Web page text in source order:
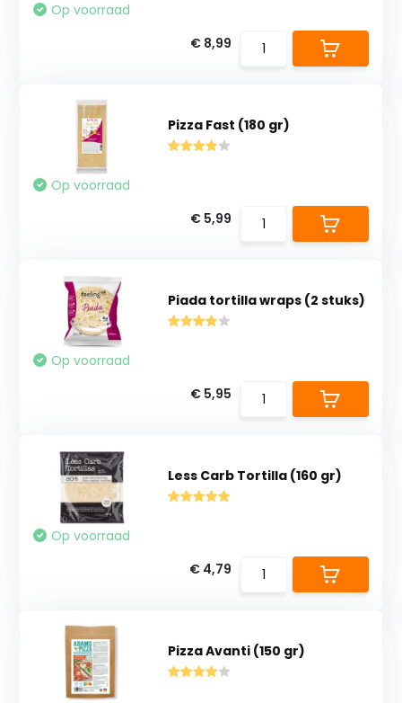
Op voorraad
€ 8,99
Pizza Fast (180 gr)
Op voorraad
€ 5,99
Piada tortilla wraps (2 stuks)
Op voorraad
€ 5,95
Less Carb Tortilla (160 gr)
Op voorraad
€ 4,79
Pizza Avanti (150 gr)